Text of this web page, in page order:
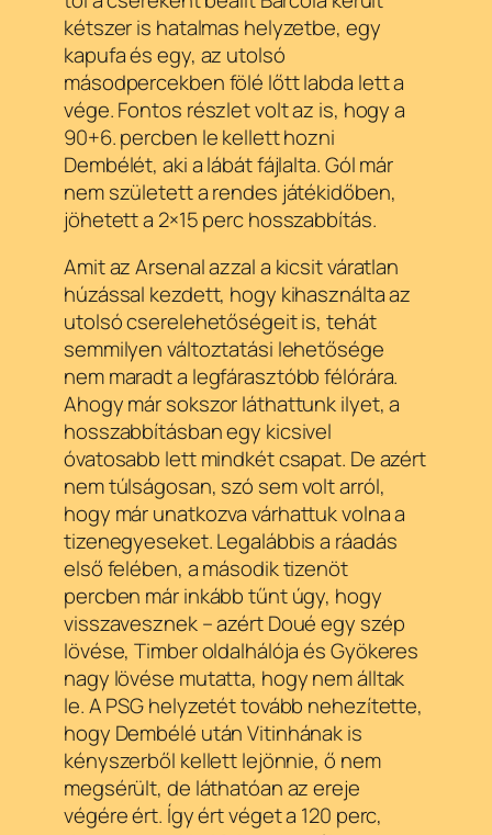
kétszer is hatalmas helyzetbe, egy
kapufa és egy, az utolsó
másodpercekben fölé lőtt labda lett a
vége. Fontos részlet volt az is, hogy a
90+6. percben le kellett hozni
Dembélét, aki a lábát fájlalta. Gól már
nem született a rendes játékidőben,
jöhetett a 2×15 perc hosszabbítás.
Amit az Arsenal azzal a kicsit váratlan
húzással kezdett, hogy kihasználta az
utolsó cserelehetőségeit is, tehát
semmilyen változtatási lehetősége
nem maradt a legfárasztóbb félórára.
Ahogy már sokszor láthattunk ilyet, a
hosszabbításban egy kicsivel
óvatosabb lett mindkét csapat. De azért
nem túlságosan, szó sem volt arról,
hogy már unatkozva várhattuk volna a
tizenegyeseket. Legalábbis a ráadás
első felében, a második tizenöt
percben már inkább tűnt úgy, hogy
visszavesznek – azért Doué egy szép
lövése, Timber oldalhálója és Gyökeres
nagy lövése mutatta, hogy nem álltak
le. A PSG helyzetét tovább nehezítette,
hogy Dembélé után Vitinhának is
kényszerből kellett lejönnie, ő nem
megsérült, de láthatóan az ereje
végére ért. Így ért véget a 120 perc,